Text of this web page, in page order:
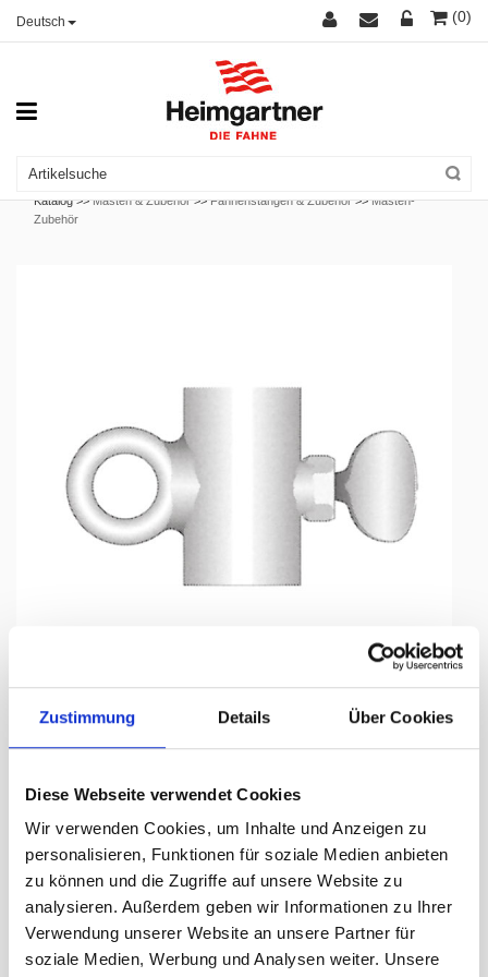
Zustimmung Details Über Cookies
Diese Webseite verwendet Cookies
Wir verwenden Cookies, um Inhalte und Anzeigen zu
personalisieren, Funktionen für soziale Medien anbieten
zu können und die Zugriffe auf unsere Website zu
analysieren. Außerdem geben wir Informationen zu Ihrer
Verwendung unserer Website an unsere Partner für
soziale Medien, Werbung und Analysen weiter. Unsere
Deutsch (0)
Katalog >>Masten & Zubehör >>Fahnenstangen & Zubehör>>Masten-
Zubehör
Schiebering Ø 35 mm, feuerverzinkt
für Fahnenstangen-Ø 35 mm
Lieferzeit Tage:ca. 3-5 Arbeitstage
17.45 CHF